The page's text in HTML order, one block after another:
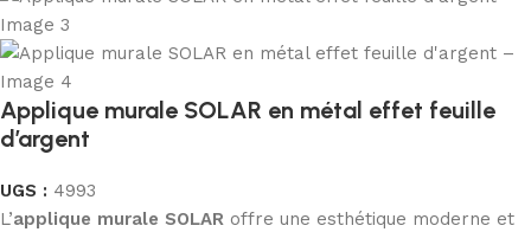
Applique murale SOLAR en métal effet feuille
d’argent
UGS : 4993
L’applique murale SOLAR offre une esthétique moderne et